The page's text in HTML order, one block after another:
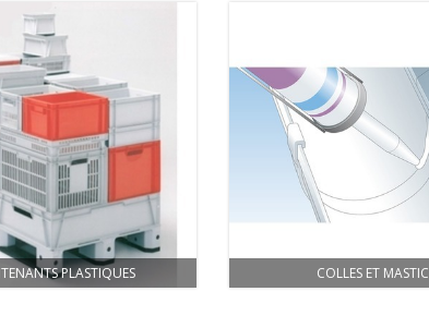
PLASTIQUES COLLES ET MASTIC